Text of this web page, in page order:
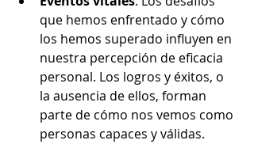
que hemos enfrentado y cómo
los hemos superado influyen en
nuestra percepción de eficacia
personal. Los logros y éxitos, o
la ausencia de ellos, forman
parte de cómo nos vemos como
personas capaces y válidas.